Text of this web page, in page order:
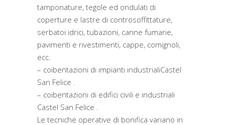
tamponature, tegole ed ondulati di
coperture e lastre di controsoffittature,
serbatoi idrici, tubazioni, canne fumarie,
pavimenti e rivestimenti, cappe, comignoli,
ecc.
– coibentazioni di impianti industrialiCastel
San Felice .
– coibentazioni di edifici civili e industriali
Castel San Felice .
Le tecniche operative di bonifica variano in